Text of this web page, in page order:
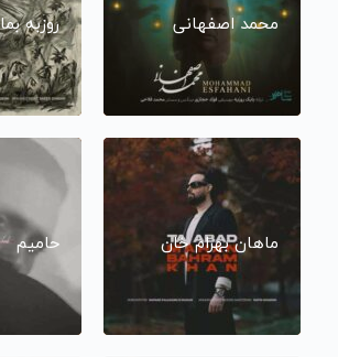
محمد اصفهانی روزبه
ماهان بهرام خان حامیم